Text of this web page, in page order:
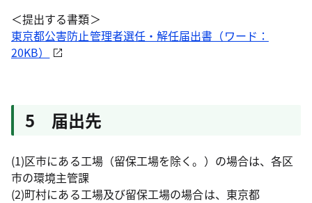
＜提出する書類＞
東京都公害防止管理者選任・解任届出書（ワード：
20KB）
5 届出先
(1)区市にある工場（留保工場を除く。）の場合は、各区
市の環境主管課
(2)町村にある工場及び留保工場の場合は、東京都